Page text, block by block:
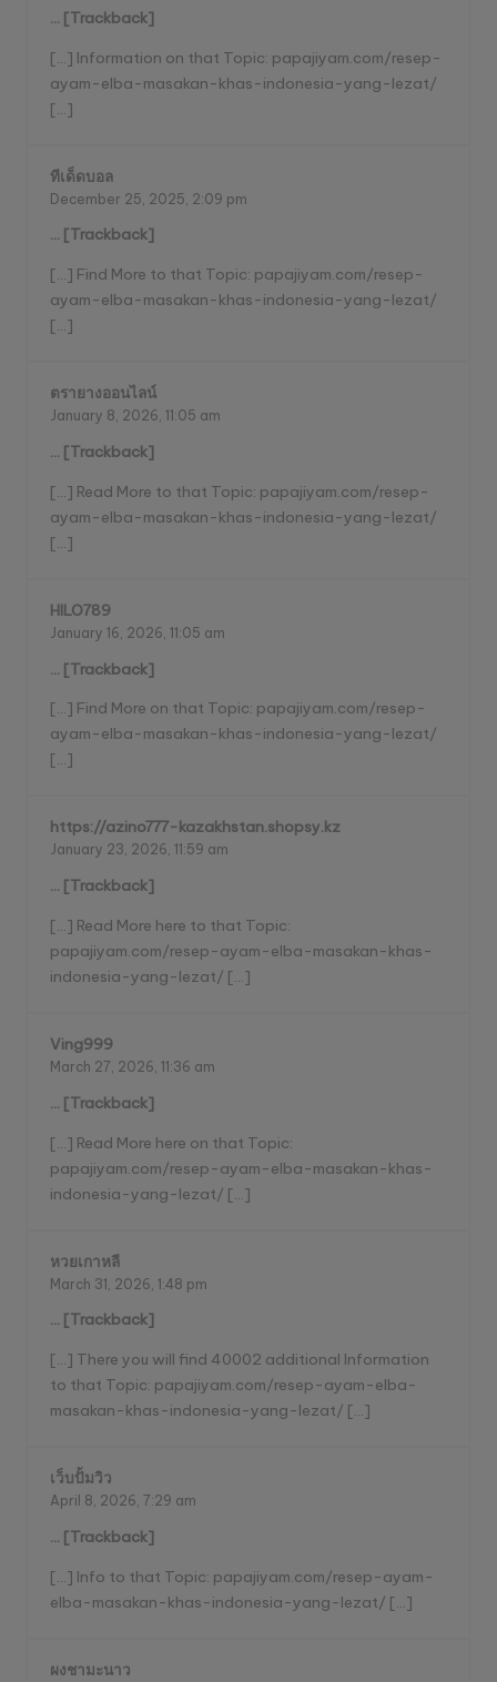
… [Trackback]
[…] Information on that Topic: papajiyam.com/resep-
ayam-elba-masakan-khas-indonesia-yang-lezat/
[…]
ทีเด็ดบอล
December 25, 2025, 2:09 pm
… [Trackback]
[…] Find More to that Topic: papajiyam.com/resep-
ayam-elba-masakan-khas-indonesia-yang-lezat/
[…]
ตรายางออนไลน์
January 8, 2026, 11:05 am
… [Trackback]
[…] Read More to that Topic: papajiyam.com/resep-
ayam-elba-masakan-khas-indonesia-yang-lezat/
[…]
HILO789
January 16, 2026, 11:05 am
… [Trackback]
[…] Find More on that Topic: papajiyam.com/resep-
ayam-elba-masakan-khas-indonesia-yang-lezat/
[…]
https://azino777-kazakhstan.shopsy.kz
January 23, 2026, 11:59 am
… [Trackback]
[…] Read More here to that Topic:
papajiyam.com/resep-ayam-elba-masakan-khas-
indonesia-yang-lezat/ […]
Ving999
March 27, 2026, 11:36 am
… [Trackback]
[…] Read More here on that Topic:
papajiyam.com/resep-ayam-elba-masakan-khas-
indonesia-yang-lezat/ […]
หวยเกาหลี
March 31, 2026, 1:48 pm
… [Trackback]
[…] There you will find 40002 additional Information
to that Topic: papajiyam.com/resep-ayam-elba-
masakan-khas-indonesia-yang-lezat/ […]
เว็บปั้มวิว
April 8, 2026, 7:29 am
… [Trackback]
[…] Info to that Topic: papajiyam.com/resep-ayam-
elba-masakan-khas-indonesia-yang-lezat/ […]
ผงชามะนาว